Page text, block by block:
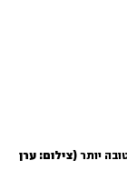
יותר (צילום: ערן